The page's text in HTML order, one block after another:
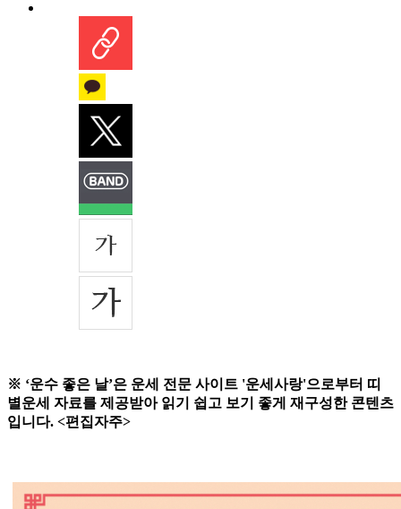
※ ‘운수 좋은 날’은 운세 전문 사이트 '운세사랑'으로부터 띠
별운세 자료를 제공받아 읽기 쉽고 보기 좋게 재구성한 콘텐츠
입니다. <편집자주>